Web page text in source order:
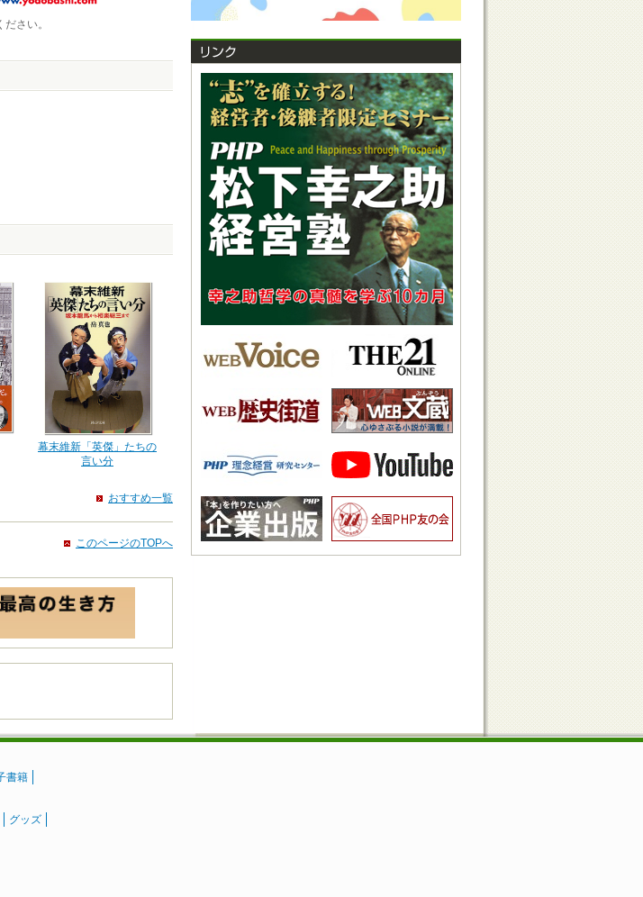
さい。
幕末維新「英傑」たちの
言い分
おすすめ一覧
このページのTOPへ
書籍
グッズ